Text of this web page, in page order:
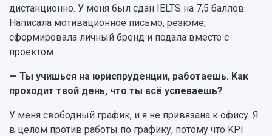
дистанционно. У меня был сдан IELTS на 7,5 баллов.
Написала мотивационное письмо, резюме,
сформировала личный бренд и подала вместе с
проектом.
— Ты учишься на юриспруденции, работаешь. Как
проходит твой день, что ты всё успеваешь?
У меня свободный график, и я не привязана к офису. Я
в целом против работы по графику, потому что KPI